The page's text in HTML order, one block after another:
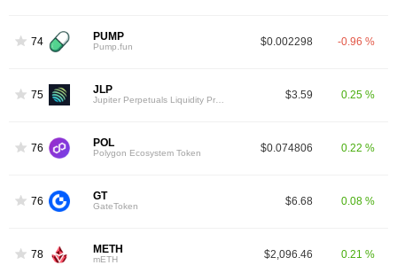
74 PUMP
Pump.fun $0.002298 -0.96 %
75 JLP $3.59 0.25 %
76 POL
Polygon Ecosystem Token $0.074806 0.22 %
76 GT
GateToken $6.68 0.08 %
78 METH
mETH $2,096.46 0.21 %